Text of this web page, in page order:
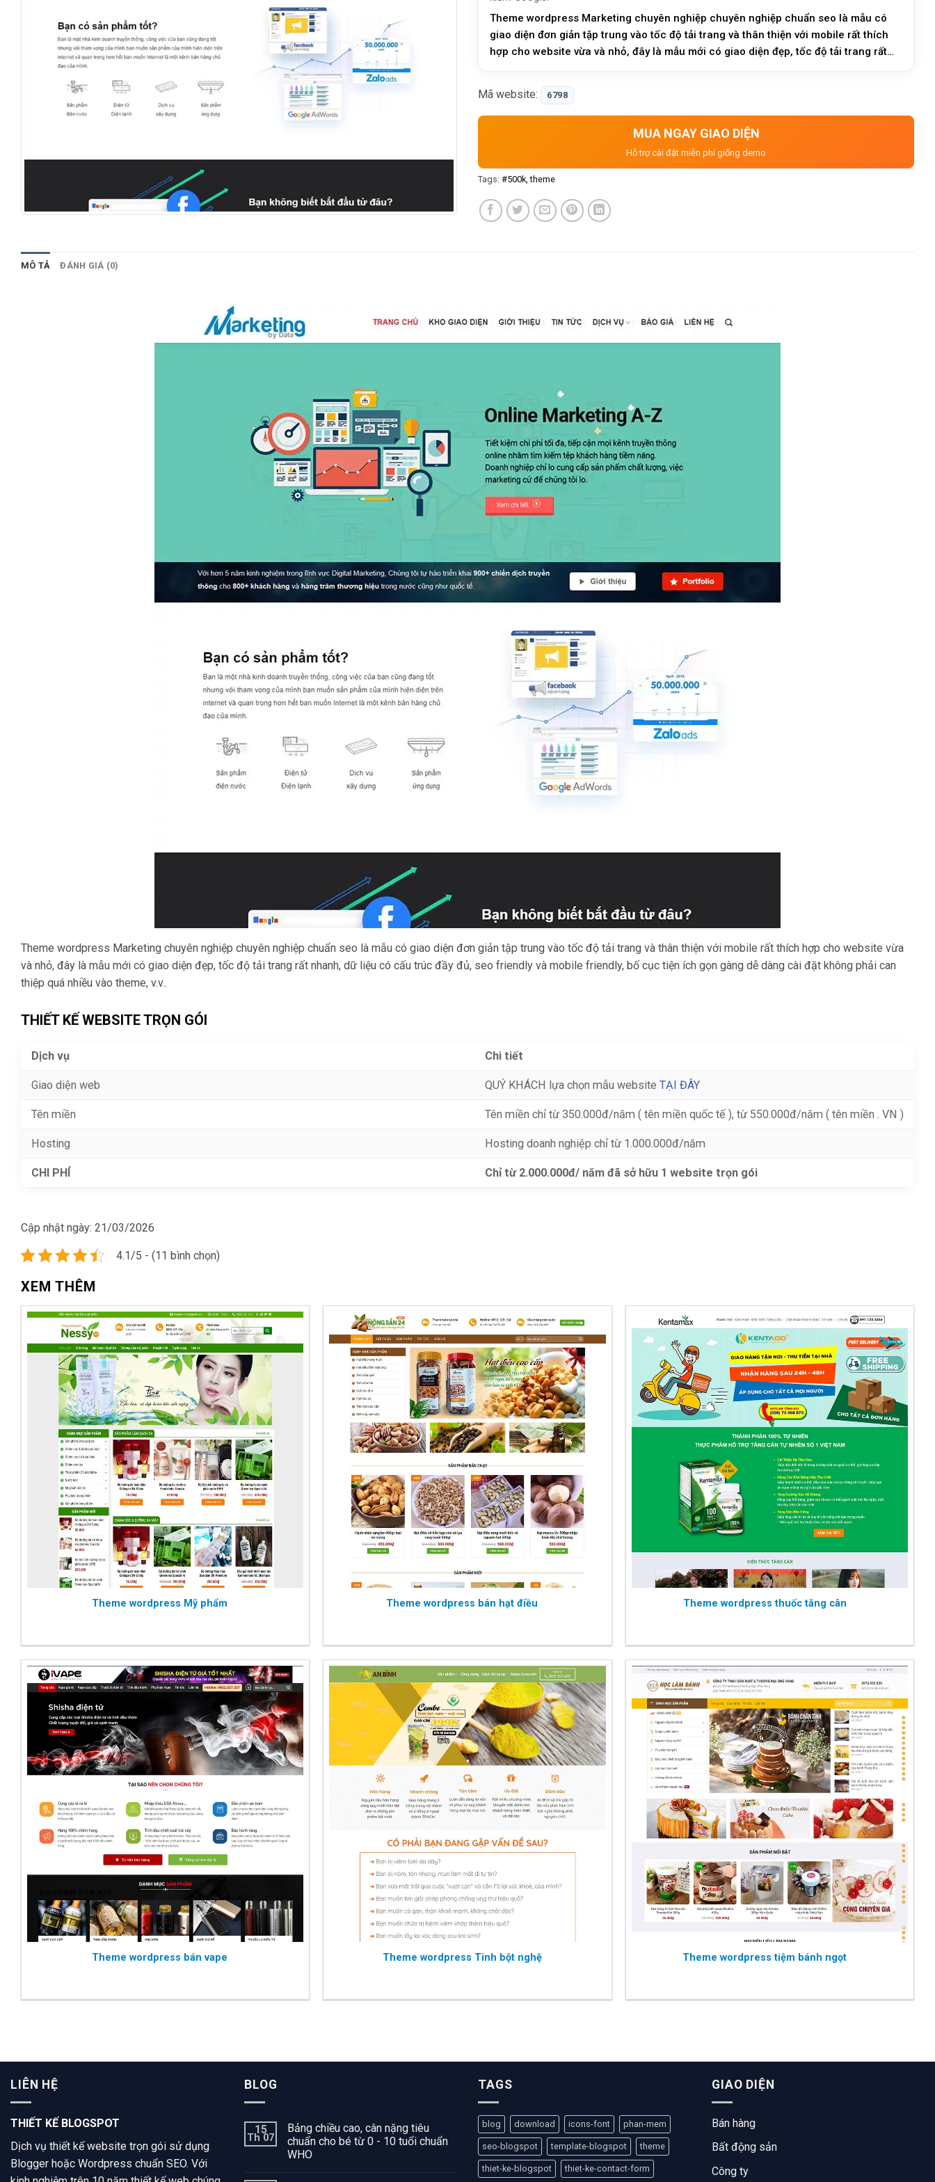
Theme wordpress Marketing chuyên nghiệp chuyên nghiệp chuẩn seo là mẫu có
giao diện đơn giản tập trung vào tốc độ tải trang và thân thiện với mobile rất thích
hợp cho website vừa và nhỏ, đây là mẫu mới có giao diện đẹp, tốc độ tải trang rất
Mã website: 6798
MUA NGAY GIAO DIỆN
Hỗ trợ cài đặt miễn phí giống demo
Tags: #500k theme
MÔ TẢ ĐÁNH GIÁ (0)
Theme wordpress Marketing chuyên nghiệp chuyên nghiệp chuẩn seo là mẫu có giao diện đơn giản tập trung vào tốc độ tải trang và thân thiện với mobile rất thích hợp cho website vừa
và nhỏ, đây là mẫu mới có giao diện đẹp, tốc độ tải trang rất nhanh, dữ liệu có cấu trúc đầy đủ, seo friendly và mobile friendly, bố cục tiện ích gọn gàng dễ dàng cài đặt không phải can
thiệp quá nhiều vào theme, v.v..
THIẾT KẾ WEBSITE TRỌN GÓI
Dịch vụ Chi tiết
Giao diện web QUÝ KHÁCH lựa chọn mẫu website TẠI ĐÂY
Tên miền Tên miền chỉ từ 350.000đ/năm ( tên miền quốc tế ), từ 550.000đ/năm ( tên miền . VN )
Hosting Hosting doanh nghiệp chỉ từ 1.000.000đ/năm
CHI PHÍ Chỉ từ 2.000.000đ/ năm đã sở hữu 1 website trọn gói
Cập nhật ngày: 21/03/2026
4.1/5 - (11 bình chọn)
XEM THÊM
Theme wordpress Mỹ phẩm Theme wordpress bán hạt điều Theme wordpress thuốc tăng cân
Theme wordpress bán vape Theme wordpress Tinh bột nghệ Theme wordpress tiệm bánh ngọt
LIÊN HỆ
THIẾT KẾ BLOGSPOT
Dịch vụ thiết kế website trọn gói sử dụng
Blogger hoặc Wordpress chuẩn SEO. Với
BLOG
15
Th 07
Bảng chiều cao, cân nặng tiêu
chuẩn cho bé từ 0 - 10 tuổi chuẩn
WHO
TAGS
blog download icons-font phan-mem
seo-blogspot template-blogspot theme
thiet-ke-blogspot thiet-ke-contact-form
GIAO DIỆN
Bán hàng
Bất động sản
Công ty